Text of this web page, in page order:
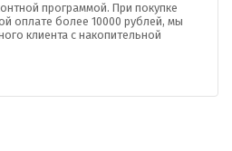
программой. При покупке
оплате более 10000 рублей, мы
клиента с накопительной